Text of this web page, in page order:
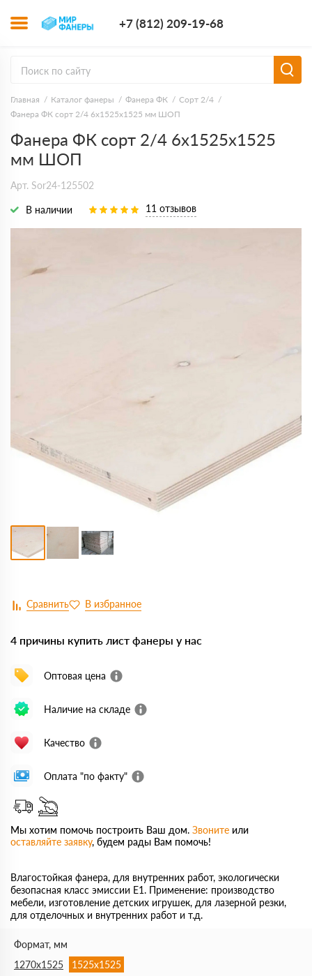
+7 (812) 209-19-68
Главная Каталог фанеры Фанера ФК
Сорт 2/4
Фанера ФК сорт 2/4 6х1525х1525 мм ШОП
Фанера ФК сорт 2/4 6х1525х1525
мм ШОП
Арт. Sor24-125502
В наличии 11 отзывов
4 причины купить лист фанеры у нас
Оптовая цена
Наличие на складе
Качество
Оплата "по факту"
Мы хотим помочь построить Ваш дом. Звоните или
оставляйте заявку, будем рады Вам помочь!
Влагостойкая фанера, для внутренних работ, экологически
безопасная класс эмиссии Е1. Применение: производство
мебели, изготовление детских игрушек, для лазерной резки,
для отделочных и внутренних работ и т.д.
Формат, мм
1270х1525
1525х1525